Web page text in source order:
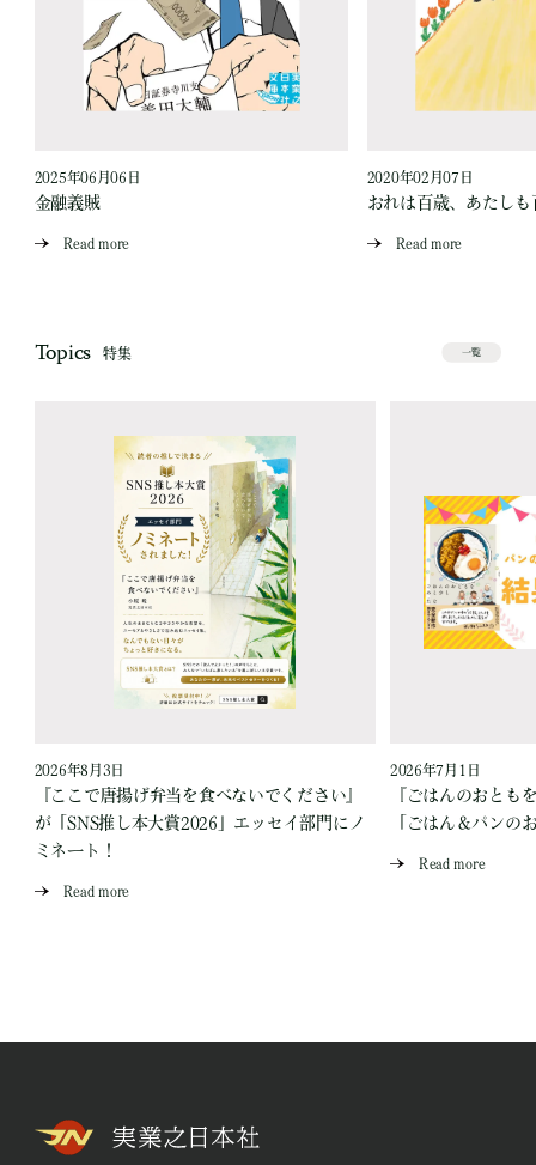
2025年06月06日
金融義賊
Read more
2020年02月07日
おれは百歳、あたしも
Read more
Topics 特集 一覧
2026年8月3日
『ここで唐揚げ弁当を食べないでください』
が「SNS推し本大賞2026」エッセイ部門にノ
ミネート！
Read more
2026年7月1日
『ごはんのおとも
「ごはん＆パンの
Read more